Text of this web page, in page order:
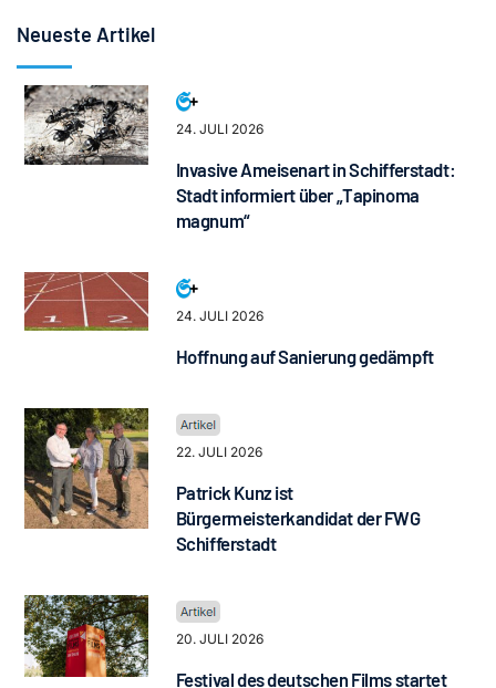
Neueste Artikel
24. JULI 2026
Invasive Ameisenart in Schifferstadt:
Stadt informiert über „Tapinoma
magnum“
24. JULI 2026
Hoffnung auf Sanierung gedämpft
22. JULI 2026
Patrick Kunz ist
Bürgermeisterkandidat der FWG
Schifferstadt
20. JULI 2026
Festival des deutschen Films startet